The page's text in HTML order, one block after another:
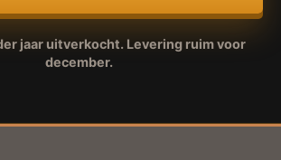
jaar uitverkocht. Levering ruim voor
december.